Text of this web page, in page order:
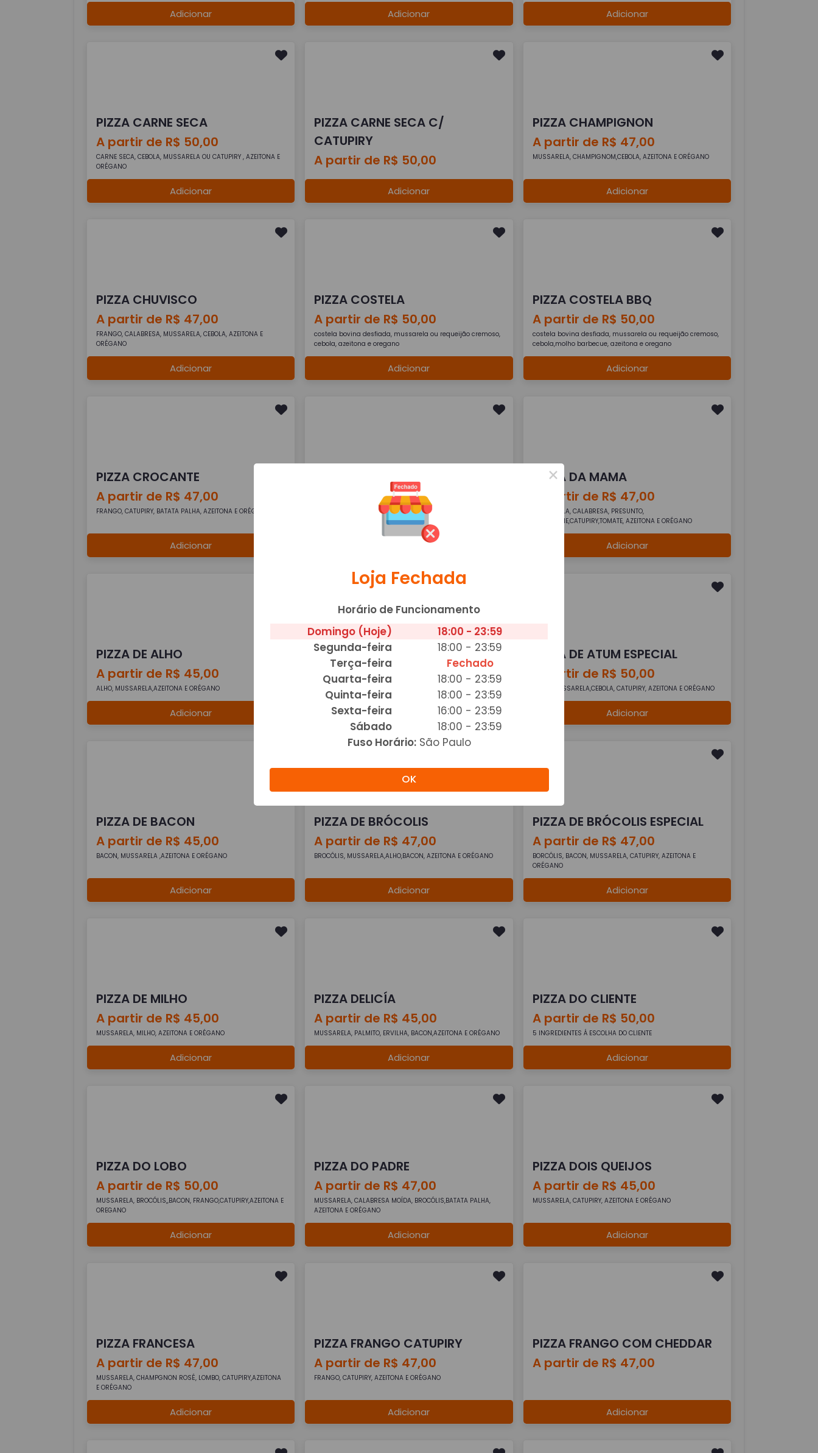
Adicionar Adicionar Adicionar
PIZZA CARNE SECA
A partir de R$ 50,00
CARNE SECA, CEBOLA, MUSSARELA OU CATUPIRY , AZEITONA E
ORÉGANO
Adicionar
PIZZA CARNE SECA C/
CATUPIRY
A partir de R$ 50,00
Adicionar
PIZZA CHAMPIGNON
A partir de R$ 47,00
MUSSARELA, CHAMPIGNOM,CEBOLA, AZEITONA E ORÉGANO
Adicionar
PIZZA CHUVISCO
A partir de R$ 47,00
FRANGO, CALABRESA, MUSSARELA, CEBOLA, AZEITONA E
ORÉGANO
Adicionar
PIZZA COSTELA
A partir de R$ 50,00
costela bovina desfiada, mussarela ou requeijão cremoso,
cebola, azeitona e oregano
Adicionar
PIZZA COSTELA BBQ
A partir de R$ 50,00
costela bovina desfiada, mussarela ou requeijão cremoso,
cebola,molho barbecue, azeitona e oregano
Adicionar
PIZZA CROCANTE
A partir de R$ 47,00
FRANGO, CATUPIRY, BATATA PALHA, AZEITONA E ORÉGANO
Adicionar
A partir de R$ 47,00
PRESUNTO, MUSSARELA,FRANGO,OVOS,BACON,AZEITONA E
Adicionar
PIZZA DA MAMA
A partir de R$ 47,00
MUSSARELA, CALABRESA, PRESUNTO,
PROVOLONE,CATUPIRY,TOMATE, AZEITONA E ORÉGANO
Adicionar
PIZZA DE ALHO
A partir de R$ 45,00
ALHO, MUSSARELA,AZEITONA E ORÉGANO
Adicionar
PIZZA DE ATUM
A partir de R$ 47,00
ATUM, MUSSARELA,CEBOLA AZEITONA E ORÉGANO
Adicionar
PIZZA DE ATUM ESPECIAL
A partir de R$ 50,00
ATUM, MUSSARELA,CEBOLA, CATUPIRY, AZEITONA E ORÉGANO
Adicionar
PIZZA DE BACON
A partir de R$ 45,00
BACON, MUSSARELA ,AZEITONA E ORÉGANO
Adicionar
PIZZA DE BRÓCOLIS
A partir de R$ 47,00
BROCÓLIS, MUSSARELA,ALHO,BACON, AZEITONA E ORÉGANO
Adicionar
PIZZA DE BRÓCOLIS ESPECIAL
A partir de R$ 47,00
BORCÓLIS, BACON, MUSSARELA, CATUPIRY, AZEITONA E
ORÉGANO
Adicionar
PIZZA DE MILHO
A partir de R$ 45,00
MUSSARELA, MILHO, AZEITONA E ORÉGANO
Adicionar
PIZZA DELICÍA
A partir de R$ 45,00
MUSSARELA, PALMITO, ERVILHA, BACON,AZEITONA E ORÉGANO
Adicionar
PIZZA DO CLIENTE
A partir de R$ 50,00
5 INGREDIENTES Á ESCOLHA DO CLIENTE
Adicionar
PIZZA DO LOBO
A partir de R$ 50,00
MUSSARELA, BROCÓLIS,,BACON, FRANGO,CATUPIRY,AZEITONA E
OREGANO
Adicionar
PIZZA DO PADRE
A partir de R$ 47,00
MUSSARELA, CALABRESA MOÍDA, BROCÓLIS,BATATA PALHA,
AZEITONA E ORÉGANO
Adicionar
PIZZA DOIS QUEIJOS
A partir de R$ 45,00
MUSSARELA, CATUPIRY, AZEITONA E ORÉGANO
Adicionar
PIZZA FRANCESA
A partir de R$ 47,00
MUSSARELA, CHAMPGNON ROSÉ, LOMBO, CATUPIRY,AZEITONA
E ORÉGANO
Adicionar
PIZZA FRANGO CATUPIRY
A partir de R$ 47,00
FRANGO, CATUPIRY, AZEITONA E ORÉGANO
Adicionar
PIZZA FRANGO COM CHEDDAR
A partir de R$ 47,00
Adicionar
×
Loja Fechada
Horário de Funcionamento
Domingo (Hoje)
18:00 - 23:59
Segunda-feira
18:00 - 23:59
Terça-feira
Fechado
Quarta-feira
18:00 - 23:59
Quinta-feira
18:00 - 23:59
Sexta-feira
16:00 - 23:59
Sábado
18:00 - 23:59
Fuso Horário:São Paulo
OK